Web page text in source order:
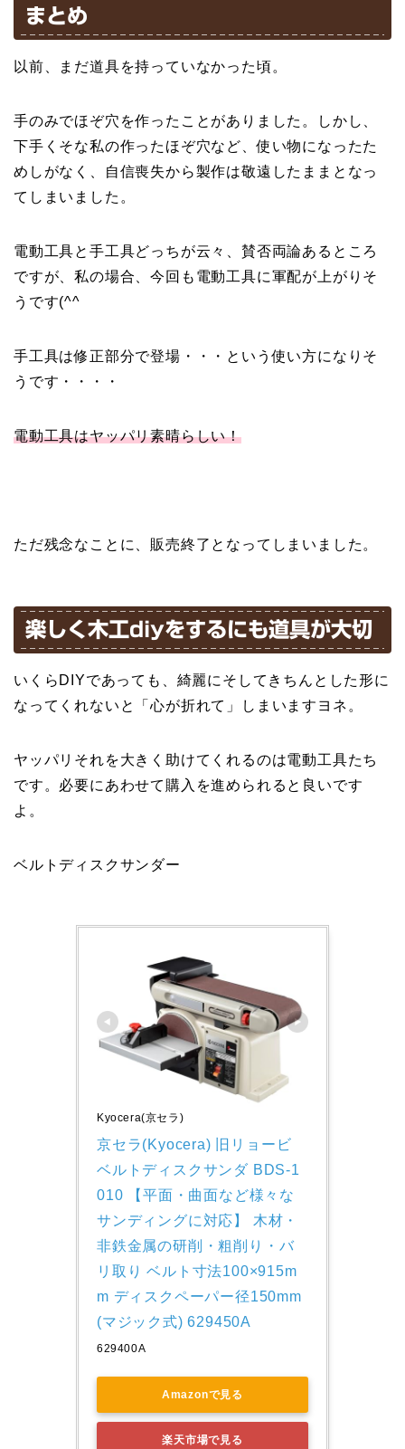
まとめ
以前、まだ道具を持っていなかった頃。
手のみでほぞ穴を作ったことがありました。しかし、
下手くそな私の作ったほぞ穴など、使い物になったた
めしがなく、自信喪失から製作は敬遠したままとなっ
てしまいました。
電動工具と手工具どっちが云々、賛否両論あるところ
ですが、私の場合、今回も電動工具に軍配が上がりそ
うです(^^ゞ
手工具は修正部分で登場・・・という使い方になりそ
うです・・・・
電動工具はヤッパリ素晴らしい！
ただ残念なことに、販売終了となってしまいました。
楽しく木工diyをするにも道具が大切
いくらDIYであっても、綺麗にそしてきちんとした形に
なってくれないと「心が折れて」しまいますヨネ。
ヤッパリそれを大きく助けてくれるのは電動工具たち
です。必要にあわせて購入を進められると良いです
よ。
ベルトディスクサンダー
Kyocera(京セラ)
京セラ(Kyocera) 旧リョービ
ベルトディスクサンダ BDS-1
010 【平面・曲面など様々な
サンディングに対応】 木材・
非鉄金属の研削・粗削り・バ
リ取り ベルト寸法100×915m
m ディスクペーパー径150mm
(マジック式) 629450A
629400A
Amazonで見る
楽天市場で見る